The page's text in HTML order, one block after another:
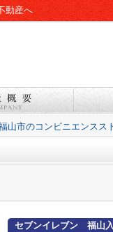
動産へ
山市のコンビニエンスス
セブンイレブン 福山